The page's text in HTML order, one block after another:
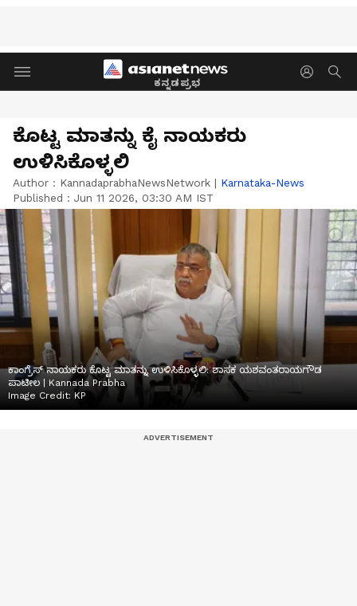
ಕನ್ನಡಪ್ರಭ
ಕೊಟ್ಟ ಮಾತನ್ನು ಕೈ ನಾಯಕರು
ಉಳಿಸಿಕೊಳ್ಳಲಿ
Author : KannadaprabhaNewsNetwork | Karnataka-News
Published : Jun 11 2026, 03:30 AM IST
ಕಾಂಗ್ರೆಸ್‌ ನಾಯಕರು ಕೊಟ್ಟ ಮಾತನ್ನು ಉಳಿಸಿಕೊಳ್ಳಲಿ: ಶಾಸಕ ಯಶವಂತರಾಯಗೌಡ
ಪಾಟೀಲ | Kannada Prabha
Image Credit: KP